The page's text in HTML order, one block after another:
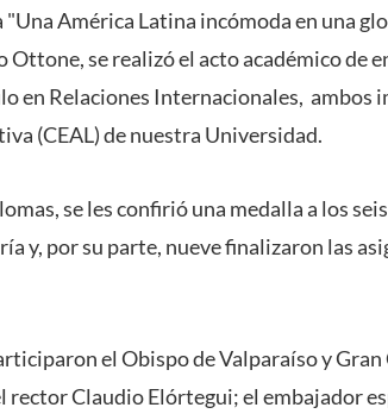
América Latina incómoda en una
Ottone, se realizó el acto académico de
en Relaciones Internacionales, ambos
(CEAL) de nuestra Universidad.
se les confirió una medalla a los
y, por su parte, nueve finalizaron las
el Obispo de Valparaíso y
rector Claudio Elórtegui; el embajador